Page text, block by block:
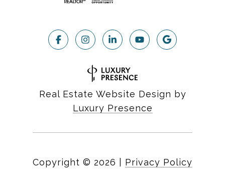
Real Estate Website Design by
Luxury Presence
Copyright © 2026 Privacy Policy